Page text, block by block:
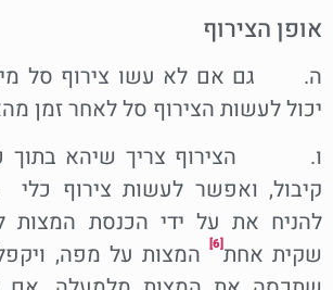
אופן הצירוף
ה. גם אם לא עשו צירוף סל
יכול לעשות הצירוף סל לאחר זמן
ו. הצירוף צריך שיהא בתוך
קיבול, ואפשר לעשות צירוף
להניח את על ידי הכנסת המצות
שקית אחת[6]
המצות על מפה,